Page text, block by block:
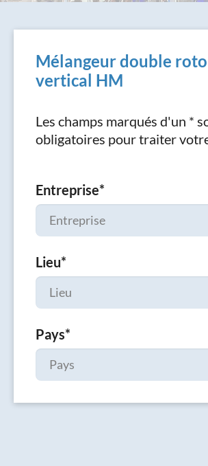
Mélangeur double
vertical HM
Les champs marqués d'un *
obligatoires pour traiter
Entreprise*
Lieu*
Pays*